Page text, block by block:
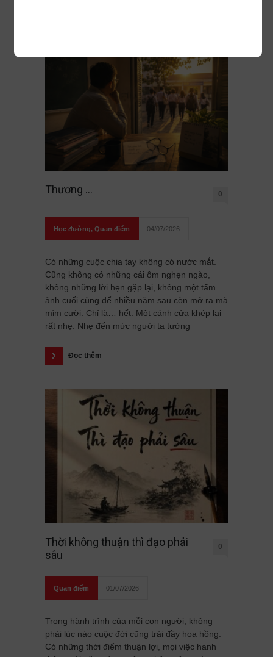
Thương … 0
Học đường, Quan điểm 04/07/2026
Có những cuộc chia tay không có nước mắt.
Cũng không có những cái ôm nghẹn ngào,
không những lời hẹn gặp lại, không một tấm
ảnh cuối cùng để nhiều năm sau còn mở ra mà
mỉm cười. Chỉ là… hết. Một cánh cửa khép lại
rất nhẹ. Nhẹ đến mức người ta tưởng
Đọc thêm
Thời không thuận thì đạo phải
sâu
0
Quan điểm 01/07/2026
Trong hành trình của mỗi con người, không
phải lúc nào cuộc đời cũng trải đầy hoa hồng.
Có những thời điểm thuận lợi, mọi việc hanh